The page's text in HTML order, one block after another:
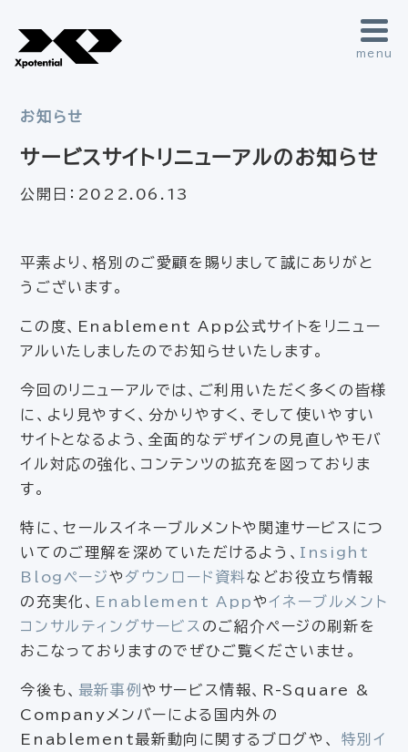
menu
お知らせ
サービスサイトリニューアルのお知らせ
公開日： 2022.06.13
平素より、格別のご愛顧を賜りまして誠にありがと
うございます。
この度、Enablement App公式サイトをリニュー
アルいたしましたのでお知らせいたします。
今回のリニューアルでは、ご利用いただく多くの皆様
に、より見やすく、分かりやすく、そして使いやすい
サイトとなるよう、全面的なデザインの見直しやモバ
イル対応の強化、コンテンツの拡充を図っておりま
す。
特に、セールスイネーブルメントや関連サービスにつ
いてのご理解を深めていただけるよう、 Insight
Blogページやダウンロード資料などお役立ち情報
の充実化、
Enablement Appやイネーブルメント
コンサルティングサービス のご紹介ページの刷新を
おこなっておりますのでぜひご覧くださいませ。
今後も、 最新事例やサービス情報、R-Square &
Companyメンバーによる国内外の
Enablement最新動向に関するブログや、 特別イ